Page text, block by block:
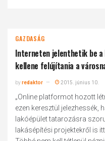
GAZDASÁG
Interneten jelenthetik be
kellene felújítania a
byredaktor 2015. június 10.
„Online platformot hozott
ezen keresztül jelezhessék,
lakóépület tatarozásra
lakásépítési projektekről is